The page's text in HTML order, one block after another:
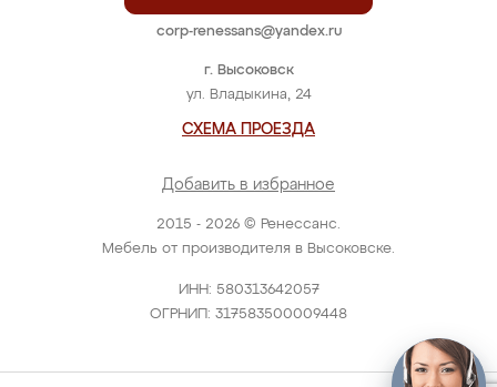
2015 - 2026 © Ренессанс.
Мебель от производителя в Высоковске.
ИНН: 580313642057
ОГРНИП: 317583500009448
г. Высоковск
ул. Владыкина, 24
СХЕМА ПРОЕЗДА
Добавить в избранное
corp-renessans@yandex.ru